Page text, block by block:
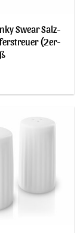
Swear Salz-
(2er-